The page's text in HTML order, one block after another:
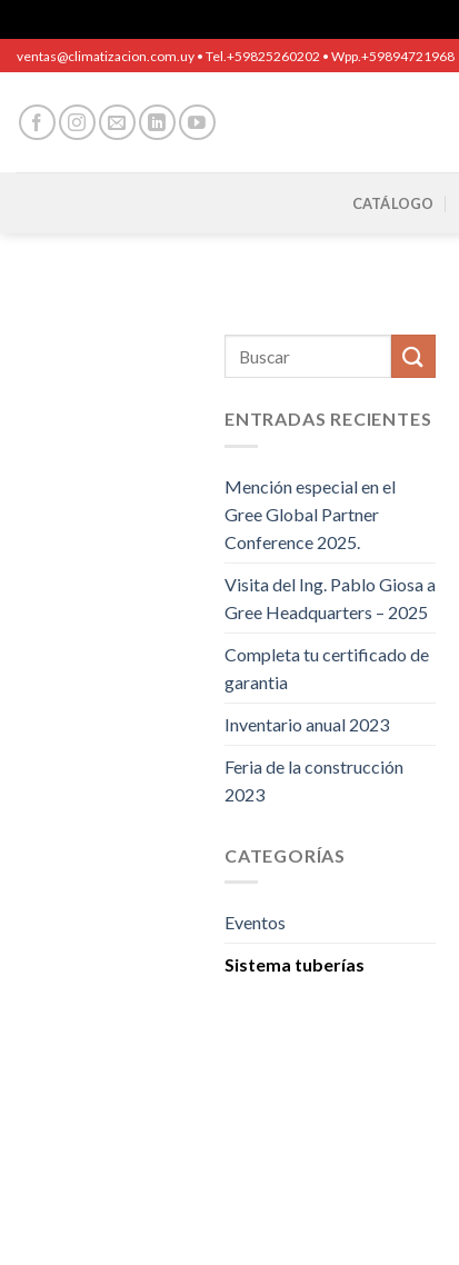
Saltar
al
contenido
ventas@climatizacion.com.uy • Tel.+59825260202 • Wpp.+59894721968
CATÁLOGO
ENTRADAS RECIENTES
Mención especial en el
Gree Global Partner
Conference 2025.
Visita del Ing. Pablo Giosa a
Gree Headquarters – 2025
Completa tu certificado de
garantia
Inventario anual 2023
Feria de la construcción
2023
CATEGORÍAS
Eventos
Sistema tuberías